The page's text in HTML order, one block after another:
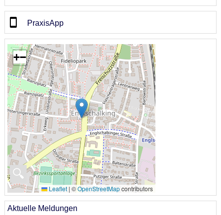
PraxisApp
🔍
+−
Leaflet | ©OpenStreetMapcontributors
Aktuelle Meldungen